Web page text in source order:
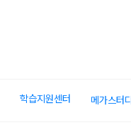
학습지원센터 메가스터